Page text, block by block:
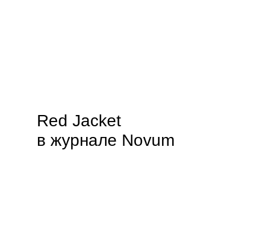
Red Jacket
в журнале Novum